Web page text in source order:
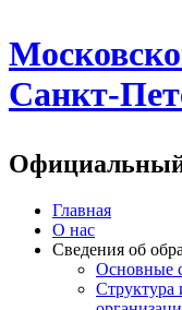
Санкт-
Главная
О нас
Сведения об
Основные
Структура